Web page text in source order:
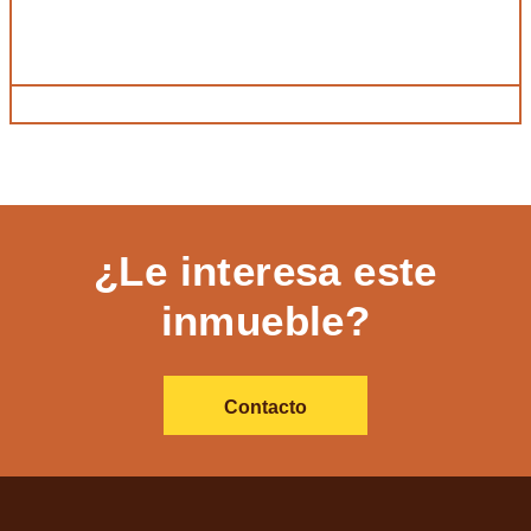
¿Le interesa este
inmueble?
Contacto